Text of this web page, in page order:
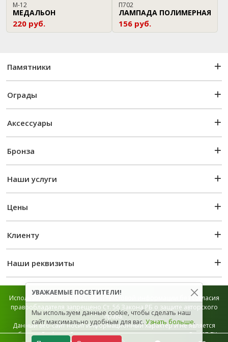
М-12
МЕДАЛЬОН
220 руб.
П702
ЛАМПАДА ПОЛИМЕРНАЯ
156 руб.
Памятники
Ограды
Аксессуары
Бронза
Наши услуги
Цены
Клиенту
Наши реквизиты
Использование графической и текстовой информации без согласия
правообладателя запрещено Ст. 56 Закона РБ о защите авторского
права.
Данный веб-сайт носит информационный характер и не является
публичной офертой, которая определяется положением Ст. 407 ГК
УВАЖАЕМЫЕ ПОСЕТИТЕЛИ!
Мы используем данные cookie, чтобы сделать наш
сайт максимально удобным для вас. Узнать больше.